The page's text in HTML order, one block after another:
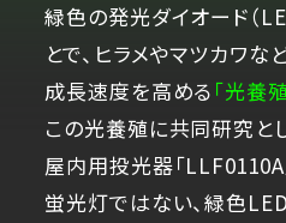
緑色の発光ダイオード（
とで、ヒラメやマツカワ
成長速度を高める 「光養殖
この光養殖に共同研究と
屋内用投光器「LLF0110A
蛍光灯ではない、緑色